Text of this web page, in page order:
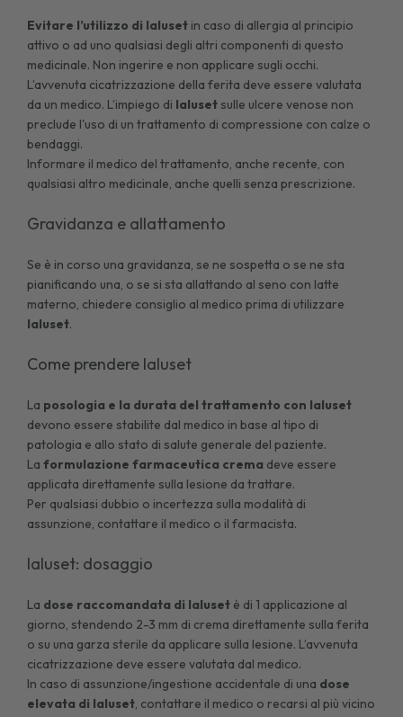
Evitare l’utilizzo di Ialuset in caso di allergia al principio
attivo o ad uno qualsiasi degli altri componenti di questo
medicinale. Non ingerire e non applicare sugli occhi.
L’avvenuta cicatrizzazione della ferita deve essere valutata
da un medico. L’impiego di Ialuset sulle ulcere venose non
preclude l'uso di un trattamento di compressione con calze o
bendaggi.
Informare il medico del trattamento, anche recente, con
qualsiasi altro medicinale, anche quelli senza prescrizione.
Gravidanza e allattamento
Se è in corso una gravidanza, se ne sospetta o se ne sta
pianificando una, o se si sta allattando al seno con latte
materno, chiedere consiglio al medico prima di utilizzare
Ialuset.
Come prendere Ialuset
La posologia e la durata del trattamento con Ialuset
devono essere stabilite dal medico in base al tipo di
patologia e allo stato di salute generale del paziente.
Laformulazione farmaceutica crema deve essere
applicata direttamente sulla lesione da trattare.
Per qualsiasi dubbio o incertezza sulla modalità di
assunzione, contattare il medico o il farmacista.
Ialuset: dosaggio
La dose raccomandata di Ialuset è di 1 applicazione al
giorno, stendendo 2-3 mm di crema direttamente sulla ferita
o su una garza sterile da applicare sulla lesione. L’avvenuta
cicatrizzazione deve essere valutata dal medico.
In caso di assunzione/ingestione accidentale di una dose
elevata di Ialuset, contattare il medico o recarsi al più vicino